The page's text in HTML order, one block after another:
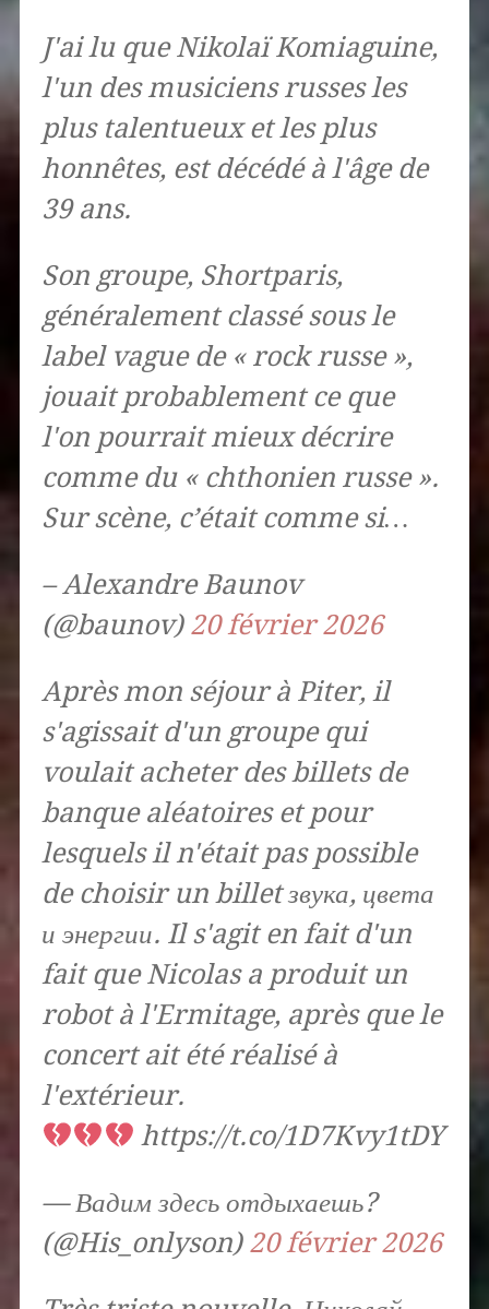
J'ai lu que Nikolaï Komiaguine,
l'un des musiciens russes les
plus talentueux et les plus
honnêtes, est décédé à l'âge de
39 ans.
Son groupe, Shortparis,
généralement classé sous le
label vague de « rock russe »,
jouait probablement ce que
l'on pourrait mieux décrire
comme du « chthonien russe ».
Sur scène, c’était comme si…
– Alexandre Baunov
(@baunov) 20 février 2026
Après mon séjour à Piter, il
s'agissait d'un groupe qui
voulait acheter des billets de
banque aléatoires et pour
lesquels il n'était pas possible
de choisir un billet звука, цвета
и энергии. Il s'agit en fait d'un
fait que Nicolas a produit un
robot à l'Ermitage, après que le
concert ait été réalisé à
l'extérieur.
https://t.co/1D7Kvy1tDY
— Вадим здесь отдыхаешь?
(@His_onlyson) 20 février 2026